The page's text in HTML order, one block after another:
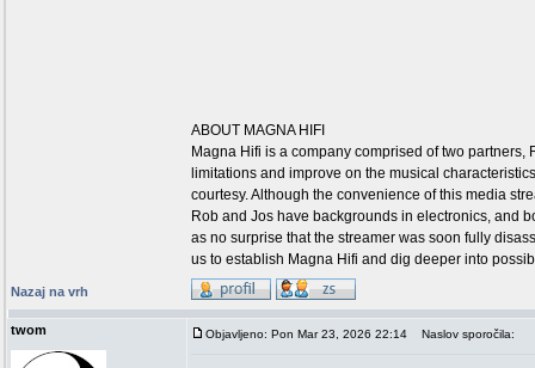
ABOUT MAGNA HIFI
Magna Hifi is a company comprised of two
limitations and improve on the musical
courtesy. Although the convenience of this media
Rob and Jos have backgrounds in electronics, and
as no surprise that the streamer was soon fully
us to establish Magna Hifi and dig deeper into
Nazaj na vrh
twom Objavljeno: Pon Mar 23, 2026 22:14 Naslov sporočila: